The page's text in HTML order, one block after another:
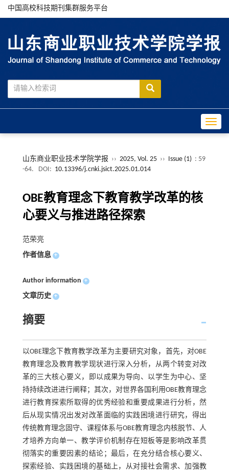
中国高校科技期刊集群服务平台
山东商业职业技术学院学报 ›› 2025, Vol. 25 ›› Issue (1) : 59
-64.
DOI: 10.13396/j.cnki.jsict.2025.01.014
OBE教育理念下教育教学改革的核
心要义与推进路径探索
范荣亮
作者信息 +
Author information +
文章历史 +
摘要
以OBE理念下教育教学改革为主要研究对象，首先，对OBE
教育理念及教育教学现状进行深入分析，从两个转变对改
革的三大核心要义，即以成果为导向、以学生为中心、坚
持持续改进进行阐释；其次，对世界各国利用OBE教育理念
进行教育探索所取得的优秀经验和重要成果进行分析，然
后从现实情况出发对改革面临的实践困境进行研究，得出
传统教育理念固守、课程体系与OBE教育理念内核脱节、人
才培养方向单一、教学评价机制存在短板等是影响改革贯
彻落实的重要因素的结论；最后，在充分结合核心要义、
探索经验、实践困境的基础上，从对接社会需求、加强教